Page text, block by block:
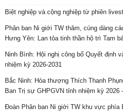
Biệt nghiệp và cộng nghiệp từ phiên
Phân ban Ni giới TW thăm, cúng dàng
Hưng Yên: Lan tỏa tinh thần hộ trì Tam
Ninh Bình: Hội nghị công bố Quyết định
nhiệm kỳ 2026-2031
Bắc Ninh: Hòa thượng Thích Thanh
Ban Trị sự GHPGVN tỉnh nhiệm kỳ 2026
Đoàn Phân ban Ni giới TW khu vực phía